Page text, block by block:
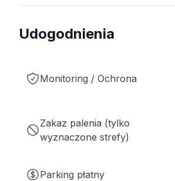
Udogodnienia
Monitoring / Ochrona
Zakaz palenia (tylko
wyznaczone strefy)
Parking płatny